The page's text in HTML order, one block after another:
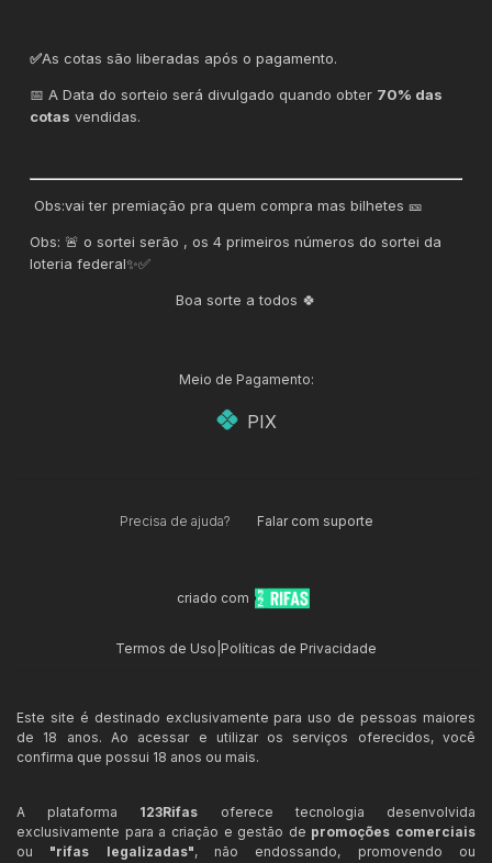
✅As cotas são liberadas após o pagamento.
📅 A Data do sorteio será divulgado quando obter 70% das
cotas vendidas.
Obs:vai ter premiação pra quem compra mas bilhetes 🎫
Obs: 🚨 o sortei serão , os 4 primeiros números do sortei da
loteria federal✨✅
Boa sorte a todos 🍀
Meio de Pagamento:
PIX
Precisa de ajuda? Falar com suporte
criado com
Termos de Uso Políticas de Privacidade
Este site é destinado exclusivamente para uso de pessoas maiores
de 18 anos. Ao acessar e utilizar os serviços oferecidos, você
confirma que possui 18 anos ou mais.
A plataforma 123Rifas oferece tecnologia desenvolvida
exclusivamente para a criação e gestão de promoções comerciais
ou "rifas legalizadas", não endossando, promovendo ou